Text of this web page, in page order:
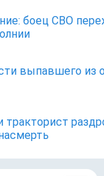
боец СВО
выпавшего из